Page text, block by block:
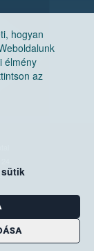
hogyan
élmény
az